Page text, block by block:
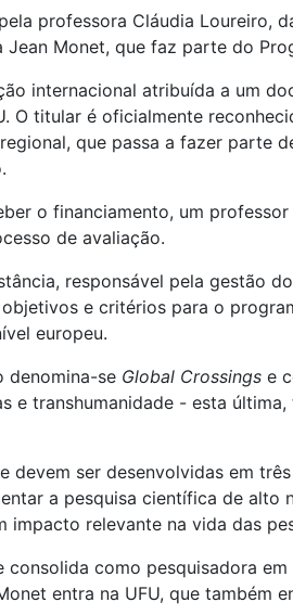
professora Cláudia Loureiro,
Monet, que faz parte do
internacional atribuída a um
O titular é oficialmente
que passa a fazer parte
o financiamento, um
de avaliação.
responsável pela gestão
e critérios para o
europeu.
denomina-se Global Crossings e
e transhumanidade - esta
devem ser desenvolvidas em
a pesquisa científica de
impacto relevante na vida das
consolida como pesquisadora
entra na UFU, que também